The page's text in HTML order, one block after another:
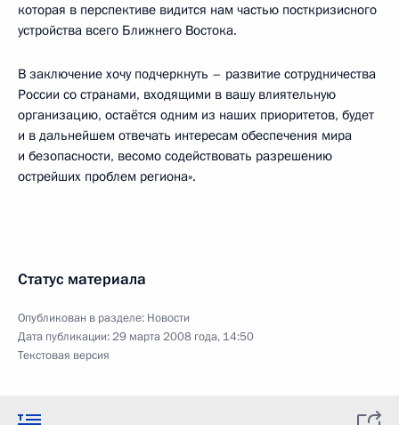
которая в перспективе видится нам частью посткризисного
устройства всего Ближнего Востока.
В заключение хочу подчеркнуть – развитие сотрудничества
России со странами, входящими в вашу влиятельную
организацию, остаётся одним из наших приоритетов, будет
и в дальнейшем отвечать интересам обеспечения мира
и безопасности, весомо содействовать разрешению
острейших проблем региона».
Статус материала
Опубликован в разделе: Новости
Дата публикации:29 марта 2008 года, 14:50
Текстовая версия